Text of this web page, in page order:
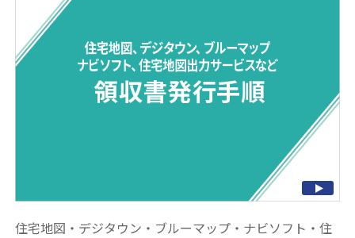
住宅地図・デジタウン・ブルーマップ・ナビソフト・住